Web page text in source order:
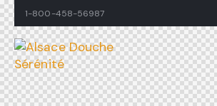
1-800-458-56987